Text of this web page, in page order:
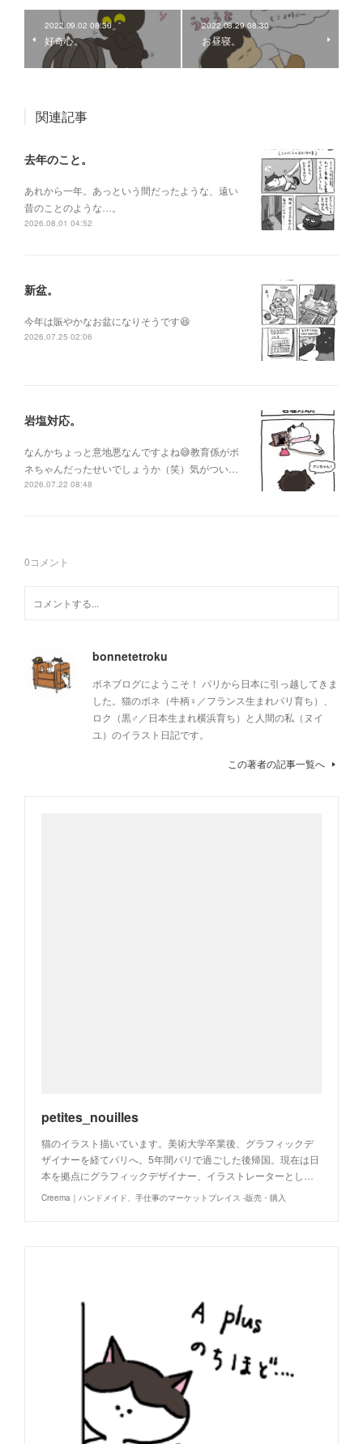
2022.09.02 08:30
好奇心。
2022.08.29 08:30
お昼寝。
関連記事
去年のこと。
あれから一年。あっという間だったような、遠い
昔のことのような…。
2026.08.01 04:52
新盆。
今年は賑やかなお盆になりそうです😆
2026.07.25 02:06
岩塩対応。
なんかちょっと意地悪なんですよね😅教育係がボ
ネちゃんだったせいでしょうか（笑）気がつい…
2026.07.22 08:48
0コメント
bonnetetroku
ボネブログにようこそ！ パリから日本に引っ越してきま
した。猫のボネ（牛柄♀／フランス生まれパリ育ち）、
ロク（黒♂／日本生まれ横浜育ち）と人間の私（ヌイ
ユ）のイラスト日記です。
この著者の記事一覧へ
petites_nouilles
猫のイラスト描いています。美術大学卒業後、グラフィックデ
ザイナーを経てパリへ。5年間パリで過ごした後帰国。現在は日
本を拠点にグラフィックデザイナー、イラストレーターとし…
Creema｜ハンドメイド、手仕事のマーケットプレイス -販売・購入